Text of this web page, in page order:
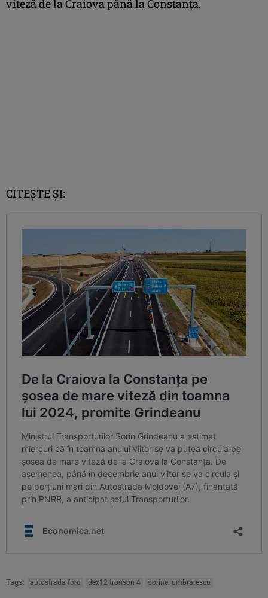
viteză de la Craiova până la Constanța.
CITEȘTE ȘI:
Tags: autostrada ford dex12 tronson 4 dorinel umbrarescu